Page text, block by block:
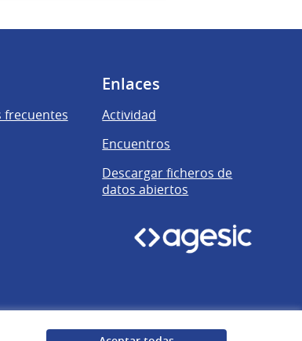
frecuentes
Enlaces
Actividad
Encuentros
Descargar ficheros de
datos abiertos